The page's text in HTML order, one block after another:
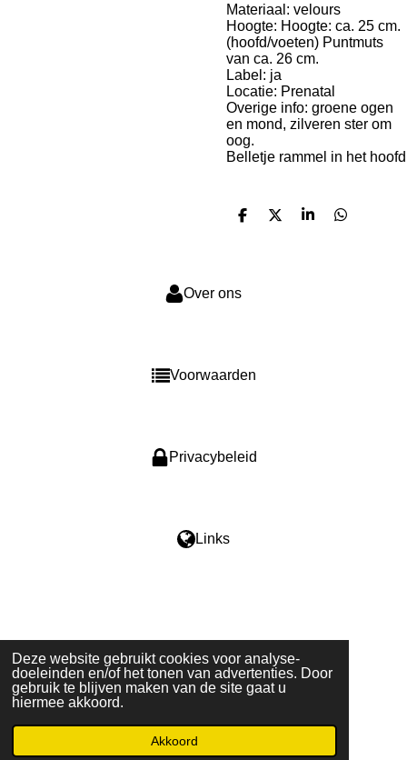
Deze website gebruikt cookies voor analyse-
doeleinden en/of het tonen van advertenties. Door
gebruik te blijven maken van de site gaat u
hiermee akkoord.
Akkoord
Materiaal: velours
Hoogte: Hoogte: ca. 25 cm.
(hoofd/voeten) Puntmuts
van ca. 26 cm.
Label: ja
Locatie: Prenatal
Overige info: groene ogen
en mond, zilveren ster om
oog.
Belletje rammel in het hoofd
D
D
S
D
Over ons
Voorwaarden
Privacybeleid
Links
e
b
o
o
a
g
r
Delen Delen
© 2024-2025Knuffelcentrale.nl
Powered byJouwWeb